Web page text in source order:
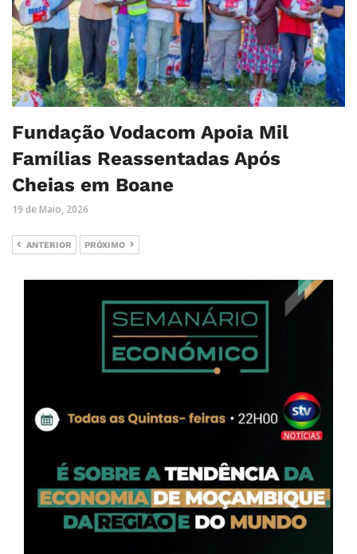
Fundação Vodacom Apoia Mil
Famílias Reassentadas Após
Cheias em Boane
19 de Maio, 2026
ANTERIOR PRÓXIMO